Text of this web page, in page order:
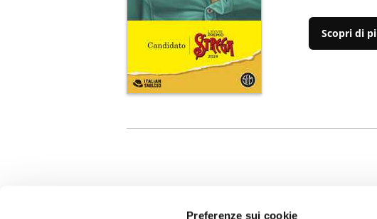
Preferenze sui cookie
Scopri di